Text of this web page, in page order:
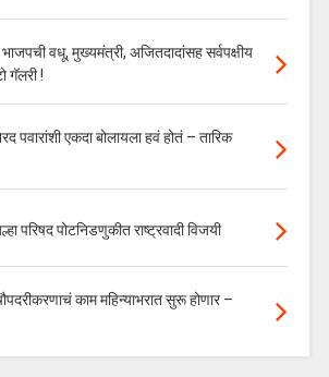
भाजपची वधू, मुख्यमंत्री, अजितदादांसह सर्वपक्षीय
गॅलरी !
पवारांशी एकदा बोलायला हवं होतं – तारिक
परिषद पोटनिडणुकीत राष्ट्रवादी विजयी
काम महिन्याभरात सुरू होणार –